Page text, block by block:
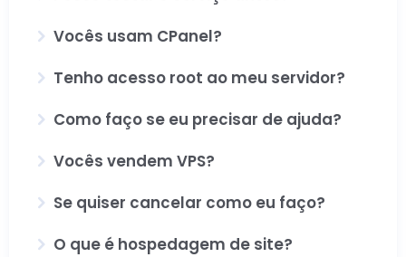
Vocês usam CPanel?
Tenho acesso root ao meu servidor?
Como faço se eu precisar de ajuda?
Vocês vendem VPS?
Se quiser cancelar como eu faço?
O que é hospedagem de site?